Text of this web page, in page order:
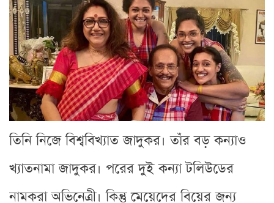
তিনি নিজে বিশ্ববিখ্যাত জাদুকর। তাঁর বড় কন্যাও
খ্যাতনামা জাদুকর। পরের দুই কন্যা টলিউডের
নামকরা অভিনেত্রী। কিন্তু মেয়েদের বিয়ের জন্য